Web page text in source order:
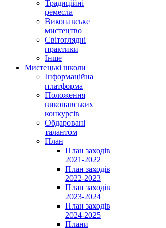
Традиційні
ремесла
Виконавське
мистецтво
Світоглядні
практики
Інше
Мистецькі школи
Інформаційна
платформа
Положення
виконавських
конкурсів
Обдаровані
талантом
План
План заходів
2021-2022
План заходів
2022-2023
План заходів
2023-2024
План заходів
2024-2025
Плани